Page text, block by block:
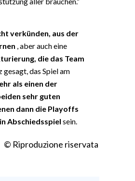
verkünden, aus der
, aber auch eine
die das Team
gesagt, das Spiel am
als einen der
sehr guten
dann die Playoffs
Abschiedsspiel sein.
© Riproduzione riservata